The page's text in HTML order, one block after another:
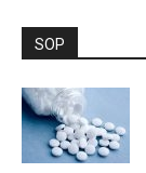
SOP